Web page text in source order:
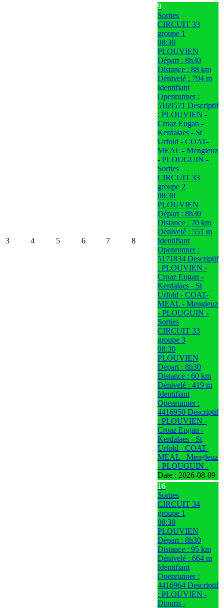
3 4 5 6 7 8
9
Sorties
CIRCUIT 33
groupe 1
08:30
PLOUVIEN
Départ : 8h30
Distance : 88 km
Dénivelé : 794 m
Identifiant
Openrunner :
5169571 Descriptif
: PLOUVIEN -
Croaz Eugan -
Kerdalaes - St
Urfold - COAT-
MEAL - Mengleuz
- PLOUGUIN -
Sorties
CIRCUIT 33
groupe 2
08:30
PLOUVIEN
Départ : 8h30
Distance : 70 km
Dénivelé : 551 m
Identifiant
Openrunner :
5171834 Descriptif
: PLOUVIEN -
Croaz Eugan -
Kerdalaes - St
Urfold - COAT-
MEAL - Mengleuz
- PLOUGUIN -
Sorties
CIRCUIT 33
groupe 3
08:30
PLOUVIEN
Départ : 8h30
Distance : 60 km
Dénivelé : 419 m
Identifiant
Openrunner :
4416950 Descriptif
: PLOUVIEN -
Croaz Eugan -
Kerdalaes - St
Urfold - COAT-
MEAL - Mengleuz
- PLOUGUIN -
Date : 2026-08-09
16
Sorties
CIRCUIT 34
groupe 1
08:30
PLOUVIEN
Départ : 8h30
Distance : 95 km
Dénivelé : 664 m
Identifiant
Openrunner :
4416964 Descriptif
: PLOUVIEN -
Diouris -